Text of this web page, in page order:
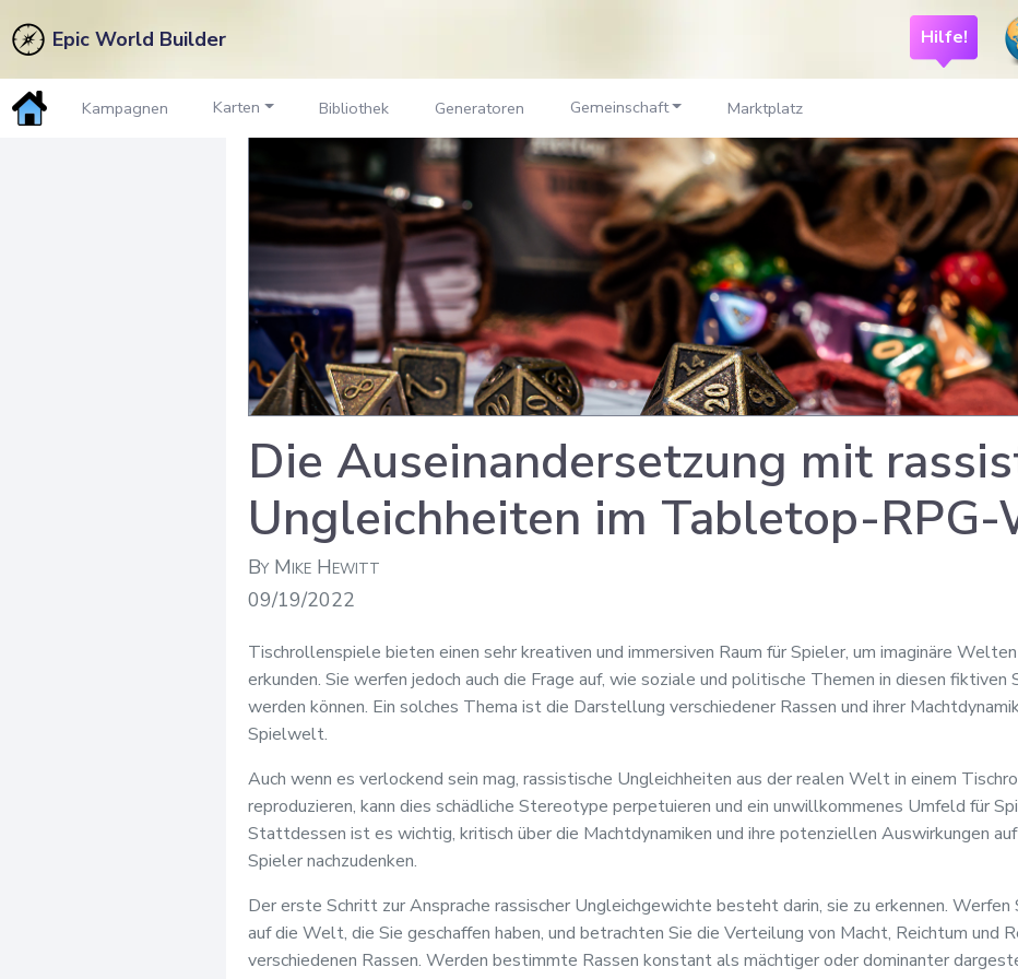
Epic World Builder Hilfe!
Kampagnen Karten Bibliothek Generatoren Gemeinschaft Marktplatz
Die Auseinandersetzung mit
Ungleichheiten im Tabletop-
By Mike Hewitt
09/19/2022
Tischrollenspiele bieten einen sehr kreativen und immersiven Raum für Spieler, um imaginäre
erkunden. Sie werfen jedoch auch die Frage auf, wie soziale und politische Themen in diesen fiktiven
werden können. Ein solches Thema ist die Darstellung verschiedener Rassen und ihrer
Spielwelt.
Auch wenn es verlockend sein mag, rassistische Ungleichheiten aus der realen Welt in einem
reproduzieren, kann dies schädliche Stereotype perpetuieren und ein unwillkommenes Umfeld für
Stattdessen ist es wichtig, kritisch über die Machtdynamiken und ihre potenziellen Auswirkungen
Spieler nachzudenken.
Der erste Schritt zur Ansprache rassischer Ungleichgewichte besteht darin, sie zu erkennen. Werfen
auf die Welt, die Sie geschaffen haben, und betrachten Sie die Verteilung von Macht, Reichtum und
verschiedenen Rassen. Werden bestimmte Rassen konstant als mächtiger oder dominanter